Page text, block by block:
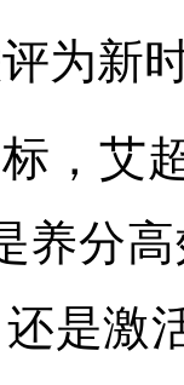
为新
，艾
养分
是激